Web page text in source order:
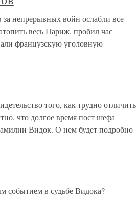
непрерывных войн ослабли все
весь Париж, пробил час
французскую уголовную
того, как трудно отличить
что долгое время пост шефа
Видок. О нем будет подробно
событием в судьбе Видока?